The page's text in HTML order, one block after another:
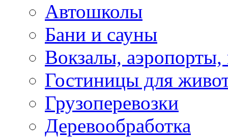
Автошколы
Бани и сауны
Вокзалы,
Гостиницы для
Грузоперевозки
Деревообработка